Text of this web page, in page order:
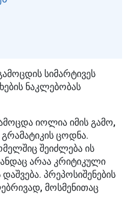
სიმარტივეს
ნაკლებობას
იოლია იმის გამო,
ცოდნა.
შეიძლება ის
არაა კრიტიკული
პრეპოსიშენების
მოსმენითაც